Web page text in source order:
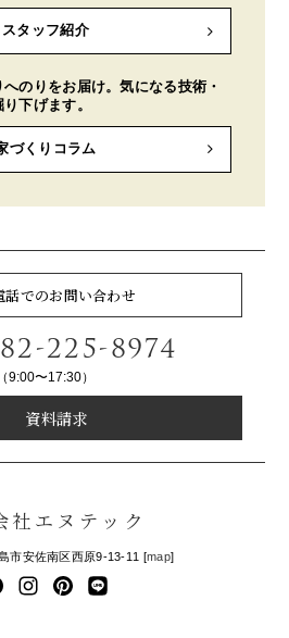
スタッフ紹介
のりをお届け。気になる技術・
下げます。
づくりコラム
話でのお問い合わせ
225-8974
（9:00〜17:30）
資料請求
社エヌテック
市安佐南区西原9-13-11 [map]